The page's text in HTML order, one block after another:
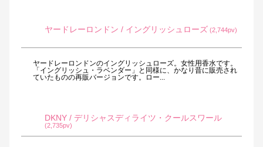
ヤードレーロンドン / イングリッシュローズ (2,744pv)
ヤードレーロンドンのイングリッシュローズ。女性用香水です。
「イングリッシュ・ラベンダー」と同様に、かなり昔に販売され
ていたものの再販バージョンです。ロー...
DKNY / デリシャスディライツ・クールスワール
(2,735pv)